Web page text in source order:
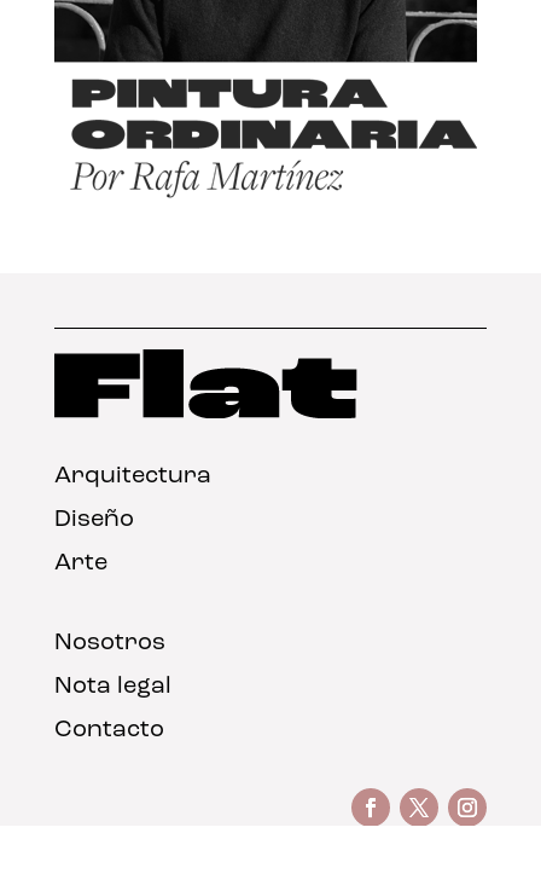
Arquitectura
Diseño
Arte
Nosotros
Nota legal
Contacto